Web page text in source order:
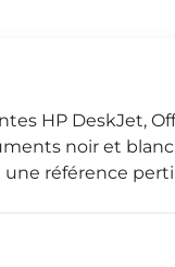
HP DeskJet,
noir et
une référence